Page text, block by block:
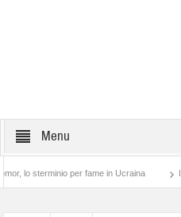
Menu
per fame in Ucraina Israele, il